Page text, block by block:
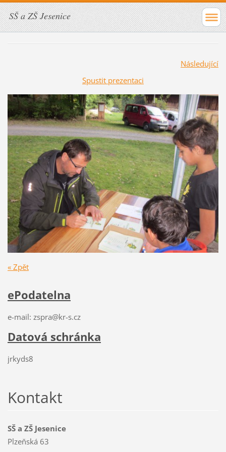
SŠ a ZŠ Jesenice
Následující
Spustit prezentaci
« Zpět
ePodatelna
e-mail: zspra@kr-s.cz
Datová schránka
jrkyds8
Kontakt
SŠ a ZŠ Jesenice
Plzeňská 63